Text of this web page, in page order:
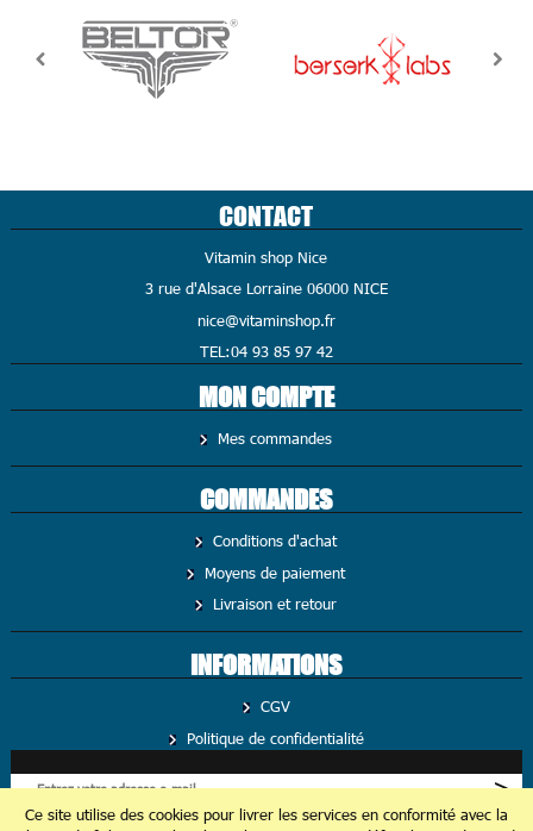
Ce site utilise des cookies pour livrer les services en conformité avec la
CONTACT
Vitamin shop Nice
3 rue d'Alsace Lorraine 06000 NICE
nice@vitaminshop.fr
TEL:04 93 85 97 42
MON COMPTE
Mes commandes
COMMANDES
Conditions d'achat
Moyens de paiement
Livraison et retour
INFORMATIONS
CGV
Politique de confidentialité